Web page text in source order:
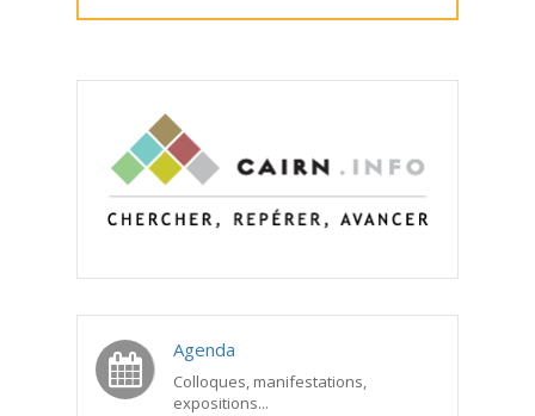
Agenda
Colloques, manifestations,
expositions...